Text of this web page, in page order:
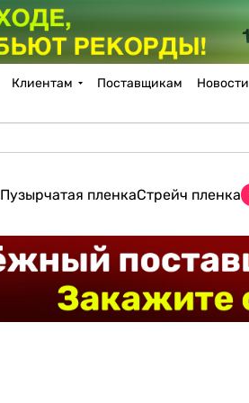
Клиентам Поставщикам Новости
Пузырчатая пленкаСтрейч пленка